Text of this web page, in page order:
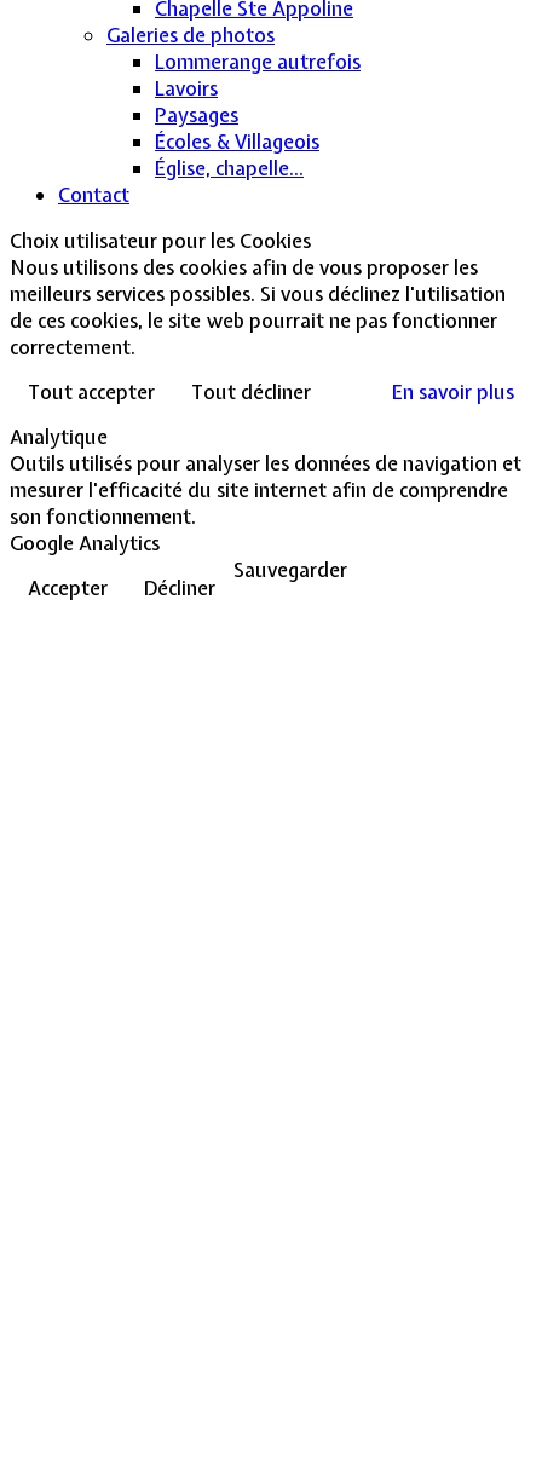
Chapelle Ste Appoline
Galeries de photos
Lommerange autrefois
Lavoirs
Paysages
Écoles & Villageois
Église, chapelle...
Contact
Choix utilisateur pour les Cookies
Nous utilisons des cookies afin de vous proposer les
meilleurs services possibles. Si vous déclinez l'utilisation
de ces cookies, le site web pourrait ne pas fonctionner
correctement.
Tout accepter
Tout décliner
En savoir plus
Analytique
Outils utilisés pour analyser les données de navigation et
mesurer l'efficacité du site internet afin de comprendre
son fonctionnement.
Google Analytics
Accepter
Décliner
Sauvegarder